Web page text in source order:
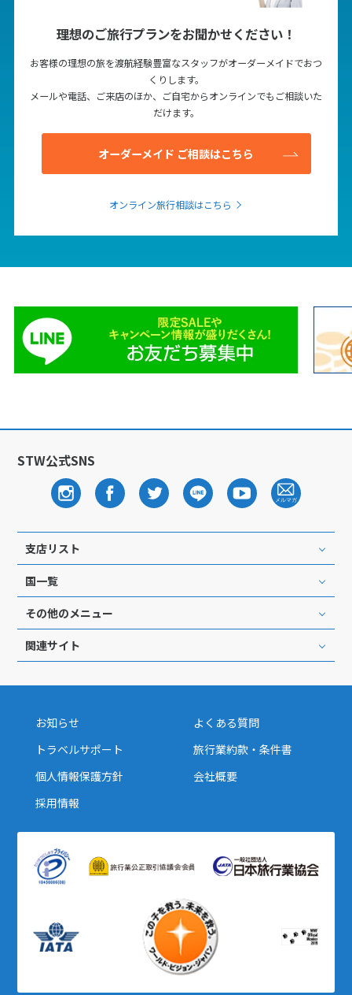
理想のご旅行プランをお聞かせください！
お客様の理想の旅を渡航経験豊富なスタッフがオーダーメイドでおつ
くりします。
メールや電話、ご来店のほか、ご自宅からオンラインでもご相談いた
だけます。
オーダーメイド ご相談はこちら
オンライン旅行相談はこちら
STW公式SNS
支店リスト
国一覧
その他のメニュー
関連サイト
お知らせ
よくある質問
トラベルサポート
旅行業約款・条件書
個人情報保護方針
会社概要
採用情報